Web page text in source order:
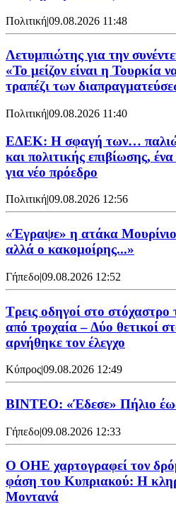
Πολιτική|09.08.2026 11:48
Λετυμπιώτης για την
«Το μείζον είναι η Τουρκία
τραπέζι των
Πολιτική|09.08.2026 11:40
ΕΔΕΚ: Η σφαγή των…
και πολιτικής επιβίωσης,
για νέο πρόεδρο
Πολιτική|09.08.2026 12:56
«Έγραψε» η ατάκα
αλλά ο κακομοίρης...»
Γήπεδο|09.08.2026 12:52
Τρεις οδηγοί στο
από τροχαία – Δύο θετικοί
αρνήθηκε τον έλεγχο
Κύπρος|09.08.2026 12:49
ΒΙΝΤΕΟ: «Έδεσε» Πήλιο
Γήπεδο|09.08.2026 12:33
Ο ΟΗΕ χαρτογραφεί τον
φάση του Κυπριακού: Η
Μοντανά